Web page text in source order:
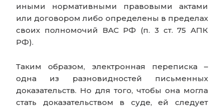
иными нормативными правовыми актами
или договором либо определены в пределах
своих полномочий ВАС РФ (п. 3 ст. 75 АПК
РФ).
Таким образом, электронная переписка –
одна из разновидностей письменных
доказательств. Но для того, чтобы она могла
стать доказательством в суде, ей следует